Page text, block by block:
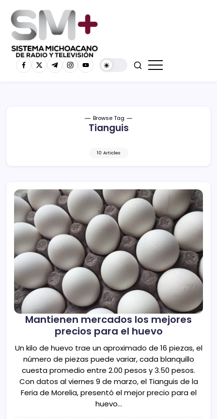
Browse Tag
Tianguis
10 Articles
Mantienen mercados los mejores
precios para el huevo
Un kilo de huevo trae un aproximado de 16 piezas, el
número de piezas puede variar, cada blanquillo
cuesta promedio entre 2.00 pesos y 3.50 pesos.
Con datos al viernes 9 de marzo, el Tianguis de la
Feria de Morelia, presentó el mejor precio para el
huevo…